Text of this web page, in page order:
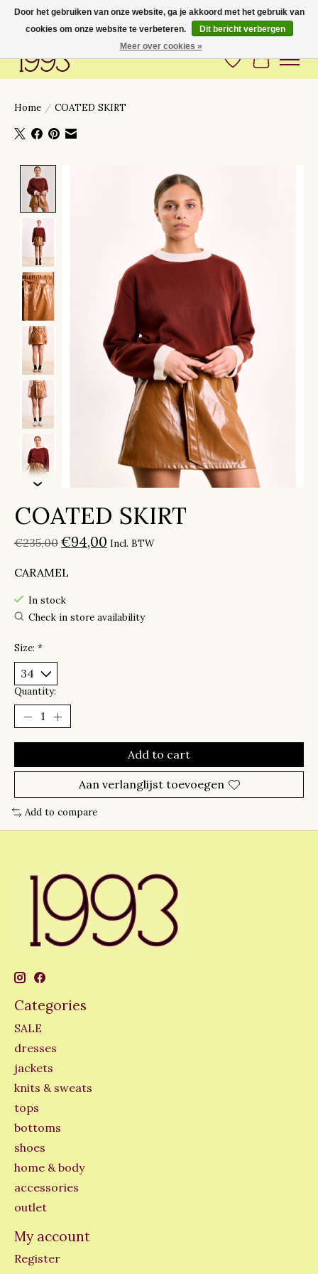
Love to have you around
Verlanglijst
Home / COATED SKIRT
Product image slideshow Items
COATED SKIRT
€235,00 €94,00 Incl. BTW
CARAMEL
In stock
Check in store availability
Size: *
Quantity:
Add to cart
Aan verlanglijst toevoegen
Add to compare
Categories
SALE
dresses
jackets
knits & sweats
tops
bottoms
shoes
home & body
accessories
outlet
My account
Register
Door het gebruiken van onze website, ga je akkoord met het gebruik van
cookies om onze website te verbeteren.
Dit bericht verbergen
Meer over cookies »